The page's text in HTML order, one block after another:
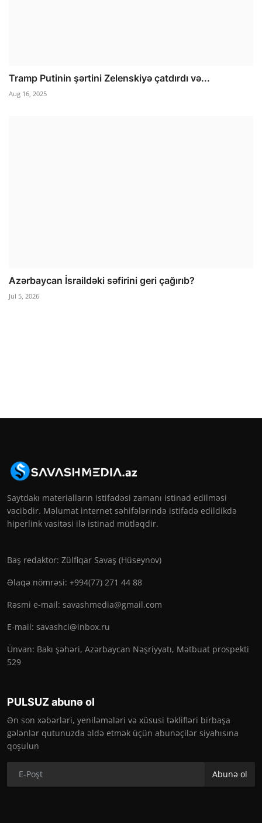
Tramp Putinin şərtini Zelenskiyə çatdırdı və...
Aug 16, 2025
Azərbaycan İsraildəki səfirini geri çağırıb?
Jul 5, 2026
Saytdakı materialların istifadəsi zamanı istinad edilməsi
vacibdir. Məlumat internet səhifələrində istifadə edildikdə
hiperlink vasitəsi ilə istinad mütləqdir.
Baş redaktor: Zülfiqar Savaş (Hüseynov)
Əlaqə nömrəsi: +994(77) 271 44 88
Rəsmi e-mail: savashmedia@gmail.com
E-mail: savashci@inbox.ru
Ünvan: Bakı şəhəri, Azərbaycan Nəşriyyatı, Mətbuat prospekti
529
PULSUZ abunə ol
Ən son xəbərləri, yeniləmələri və xüsusi təklifləri birbaşa
gələnlər qutunuzda əldə etmək üçün abunəçilər siyahısına
qoşulun
Abunə ol